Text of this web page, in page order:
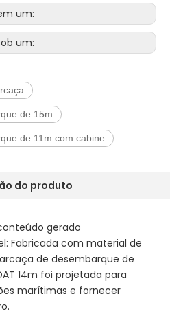
um:
um:
de 15m
de 11m com cabine
do produto
gerado
Fabricada com material de
de desembarque de
14m foi projetada para
marítimas e fornecer